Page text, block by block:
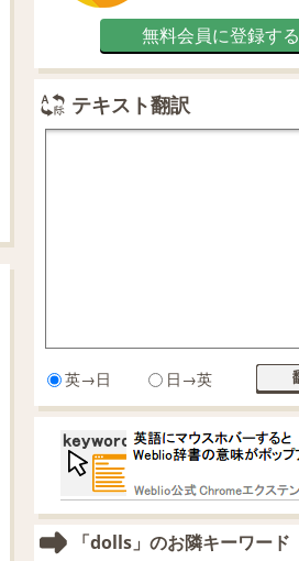
無料会員に登録する
テキスト翻訳
英→日 日→英
「dolls」のお隣キーワード